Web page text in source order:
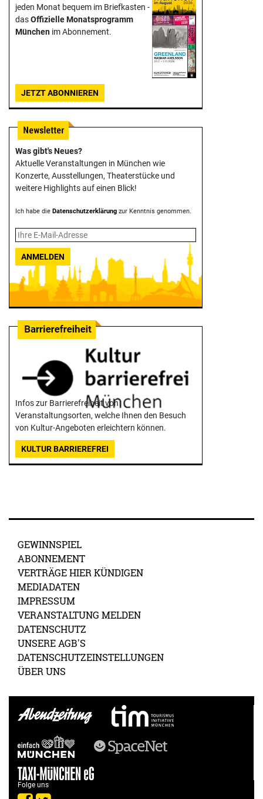
jeden Monat bequem im Briefkasten -
dasOffizielle Monats­programm
München im Abonnement.
JETZT ABONNIEREN
Was gibt's Neues?
Aktuelle Veranstaltungen in München wie
Konzerte, Ausstellungen, Theater­stücke und
weitere Highlights auf einen Blick!
Ich habe die Datenschutzerklärung zur Kenntnis genommen.
ANMELDEN
Infos zur Barrierefreiheit von
Veranstaltungsorten, welche Ihnen den Besuch
von Kultur-Angeboten erleichtern können.
KULTUR BARRIEREFREI
GEWINNSPIEL
ABONNEMENT
VERTRÄGE HIER KÜNDIGEN
MEDIADATEN
IMPRESSUM
VERANSTALTUNG MELDEN
DATENSCHUTZ
UNSERE AGB'S
DATENSCHUTZEINSTELLUNGEN
ÜBER UNS
Folge uns